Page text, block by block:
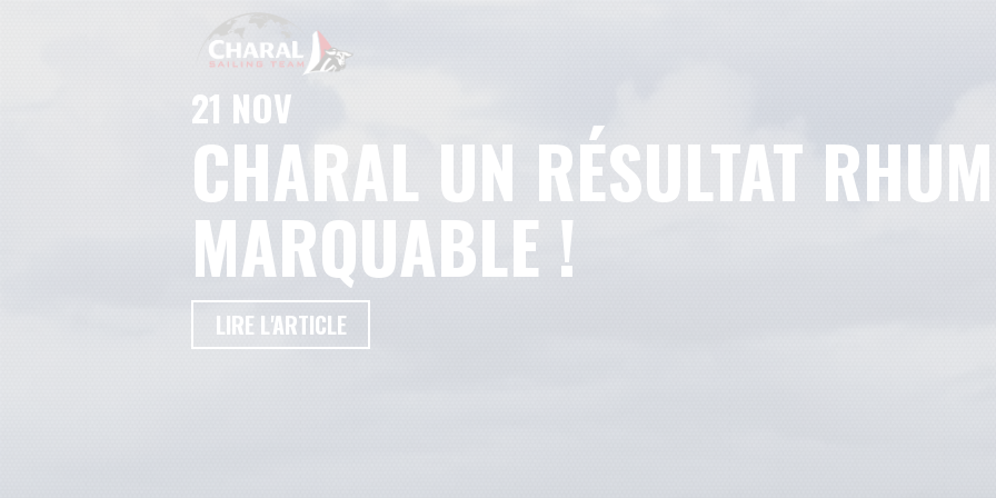
21 NOV
CHARAL UN RÉSULTAT
MARQUABLE !
LIRE L'ARTICLE